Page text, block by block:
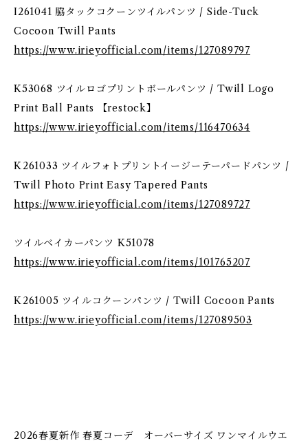
I261041 脇タックコクーンツイルパンツ / Side-Tuck
Cocoon Twill Pants
https://www.irieyofficial.com/items/127089797
K53068 ツイルロゴプリントボールパンツ / Twill Logo
Print Ball Pants 【restock】
https://www.irieyofficial.com/items/116470634
K261033 ツイルフォトプリントイージーテーパードパンツ /
Twill Photo Print Easy Tapered Pants
https://www.irieyofficial.com/items/127089727
ツイルベイカーパンツ K51078
https://www.irieyofficial.com/items/101765207
K261005 ツイルコクーンパンツ / Twill Cocoon Pants
https://www.irieyofficial.com/items/127089503
2026春夏新作 春夏コーデ オーバーサイズ ワンマイルウエ